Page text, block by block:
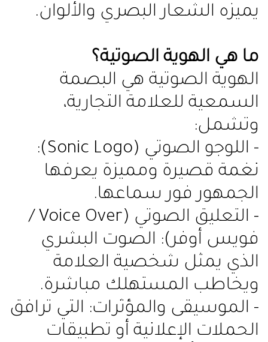
يميزه الشعار البصري والألوان.
ما هي الهوية الصوتية؟
الهوية الصوتية هي البصمة
السمعية للعلامة التجارية،
وتشمل:
- اللوجو الصوتي (Sonic Logo):
نغمة قصيرة ومميزة يعرفها
الجمهور فور سماعها.
- التعليق الصوتي (Voice Over /
فويس أوفر): الصوت البشري
الذي يمثل شخصية العلامة
ويخاطب المستهلك مباشرة.
- الموسيقى والمؤثرات: التي ترافق
الحملات الإعلانية أو تطبيقات